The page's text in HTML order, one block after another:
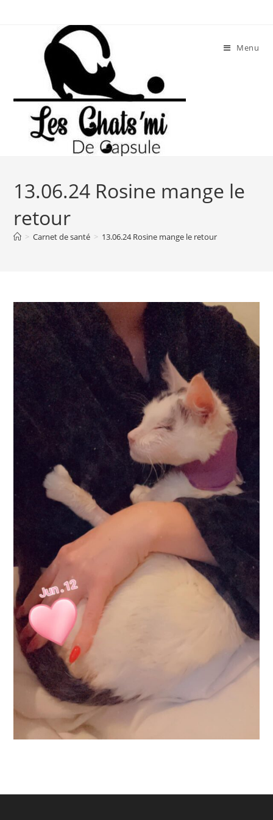
Menu
13.06.24 Rosine mange le
retour
> Carnet de santé > 13.06.24 Rosine mange le retour